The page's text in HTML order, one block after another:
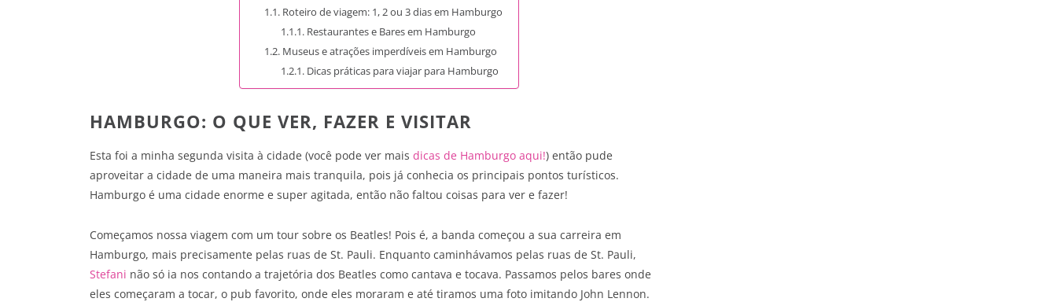
Roteiro de viagem: 1, 2 ou 3 dias em Hamburgo
Restaurantes e Bares em Hamburgo
Museus e atrações imperdíveis em Hamburgo
Dicas práticas para viajar para Hamburgo
HAMBURGO: O QUE VER, FAZER E VISITAR
Esta foi a minha segunda visita à cidade (você pode ver mais dicas de Hamburgo aqui!) então pude
aproveitar a cidade de uma maneira mais tranquila, pois já conhecia os principais pontos turísticos.
Hamburgo é uma cidade enorme e super agitada, então não faltou coisas para ver e fazer!
Começamos nossa viagem com um tour sobre os Beatles! Pois é, a banda começou a sua carreira em
Hamburgo, mais precisamente pelas ruas de St. Pauli. Enquanto caminhávamos pelas ruas de St. Pauli,
Stefani não só ia nos contando a trajetória dos Beatles como cantava e tocava. Passamos pelos bares onde
eles começaram a tocar, o pub favorito, onde eles moraram e até tiramos uma foto imitando John Lennon.